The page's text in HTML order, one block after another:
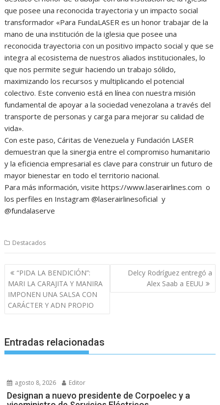
que posee una reconocida trayectoria y un impacto social
transformador «Para FundaLASER es un honor trabajar de la
mano de una institución de la iglesia que posee una
reconocida trayectoria con un positivo impacto social y que se
integra al ecosistema de nuestros aliados institucionales, lo
que nos permite seguir haciendo un trabajo sólido,
maximizando los recursos y multiplicando el potencial
colectivo. Este convenio está en línea con nuestra misión
fundamental de apoyar a la sociedad venezolana a través del
transporte de personas y carga para mejorar su calidad de
vida».
Con este paso, Cáritas de Venezuela y Fundación LASER
demuestran que la sinergia entre el compromiso humanitario
y la eficiencia empresarial es clave para construir un futuro de
mayor bienestar en todo el territorio nacional.
Para más información, visite https://www.laserairlines.com o
los perfiles en Instagram @laserairlinesoficial y
@fundalaserve
Destacados
Navegación
de
entradas
“PIDA LA BENDICIÓN”:
MARI LA CARAJITA Y MANIRA
IMPONEN UNA SALSA CON
CARÁCTER Y ADN PROPIO
Delcy Rodríguez entregó a
Alex Saab a EEUU
Entradas relacionadas
agosto 8, 2026 Editor
Designan a nuevo presidente de Corpoelec y a